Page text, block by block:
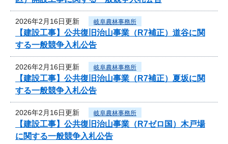
2026年2月16日更新 岐阜農林事務所
【建設工事】公共復旧治山事業（R7補正）道谷に関
する一般競争入札公告
2026年2月16日更新 岐阜農林事務所
【建設工事】公共復旧治山事業（R7補正）夏坂に関
する一般競争入札公告
2026年2月16日更新 岐阜農林事務所
【建設工事】公共復旧治山事業（R7ゼロ国）木戸場
に関する一般競争入札公告